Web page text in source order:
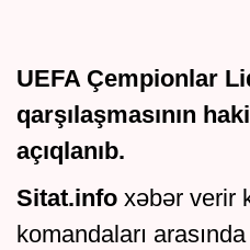
UEFA Çempionlar
qarşılaşmasının
açıqlanıb.
Sitat.info xəbər verir
komandaları